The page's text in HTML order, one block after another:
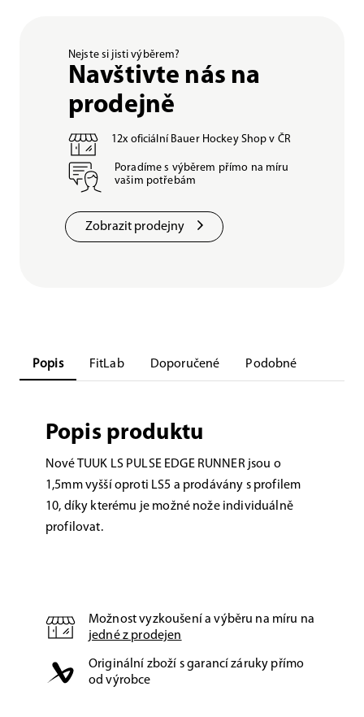
Nejste si jisti výběrem?
Navštivte nás na
prodejně
12x oficiální Bauer Hockey Shop v ČR
Poradíme s výběrem přímo na míru
vašim potřebám
Zobrazit prodejny
Popis FitLab Doporučené Podobné
Popis produktu
Nové TUUK LS PULSE EDGE RUNNER jsou o
1,5mm vyšší oproti LS5 a prodávány s profilem
10, díky kterému je možné nože individuálně
profilovat.
Možnost vyzkoušení a výběru na míru na
jedné z prodejen
Originální zboží s garancí záruky přímo
od výrobce